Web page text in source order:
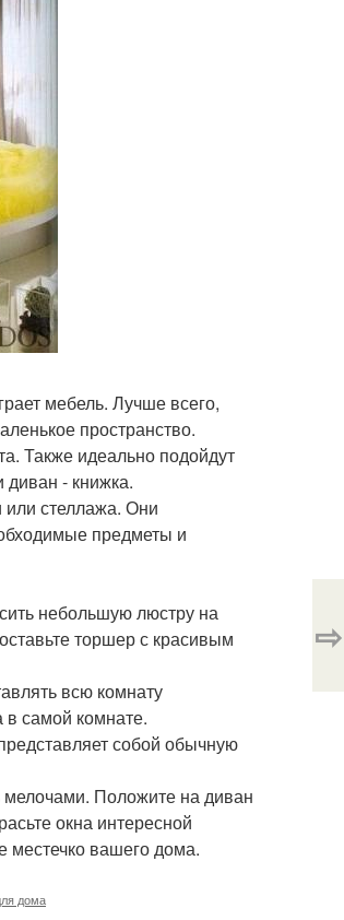
мебель. Лучше всего,
пространство.
Также идеально подойдут
диван - книжка.
или стеллажа. Они
предметы и
небольшую люстру на
торшер с красивым
всю комнату
в самой комнате.
собой обычную
мелочами. Положите на диван
окна интересной
местечко вашего дома.
дома
⇨